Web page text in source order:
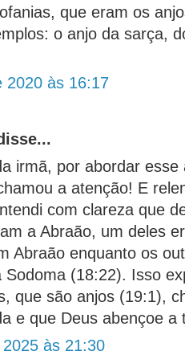
que eram os
o anjo da sarça,
2020 às 16:17
irmã, por abordar
a atenção! E
com clareza que
a Abraão, um deles
Abraão enquanto os
Sodoma (18:22). Isso
que são anjos (19:1),
e que Deus abençoe a
às 21:30